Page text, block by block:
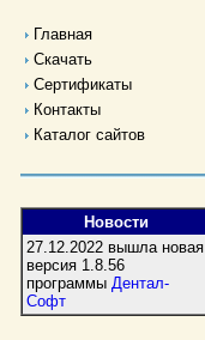
Главная
Скачать
Сертификаты
Контакты
Каталог сайтов
Новости
27.12.2022 вышла новая
версия 1.8.56
программы Дентал-
Софт